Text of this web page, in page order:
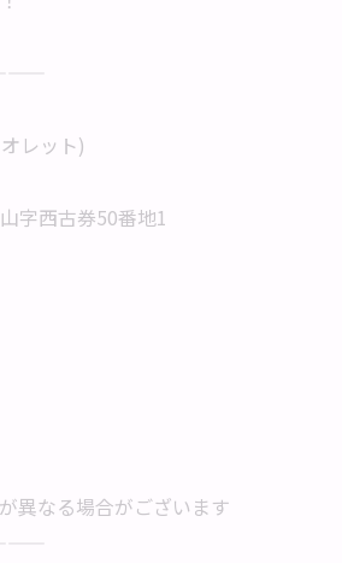
レット)
字西古券50番地1
異なる場合がございます